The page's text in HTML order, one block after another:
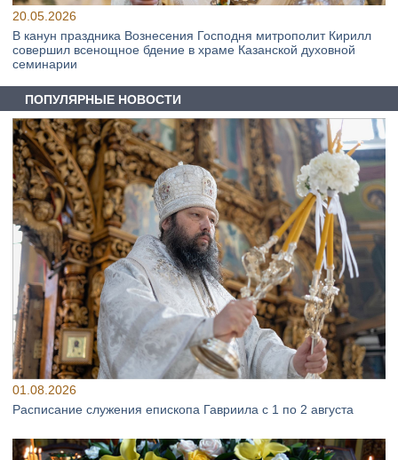
20.05.2026
В канун праздника Вознесения Господня митрополит Кирилл
совершил всенощное бдение в храме Казанской духовной
семинарии
ПОПУЛЯРНЫЕ НОВОСТИ
01.08.2026
Расписание служения епископа Гавриила с 1 по 2 августа